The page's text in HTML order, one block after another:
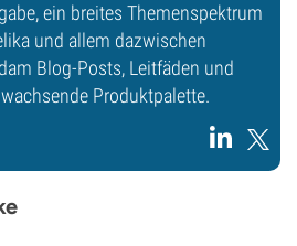
ein breites Themenspektrum
und allem dazwischen
Blog-Posts, Leitfäden und
Produktpalette.